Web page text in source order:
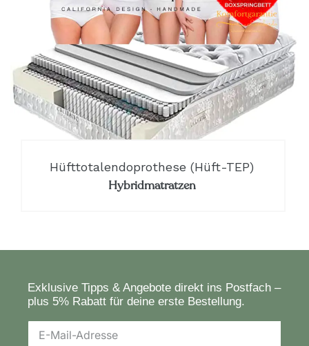
Hüfttotalendoprothese (Hüft-TEP)
Hybridmatratzen
Exklusive Tipps & Angebote direkt ins Postfach –
plus 5% Rabatt für deine erste Bestellung.